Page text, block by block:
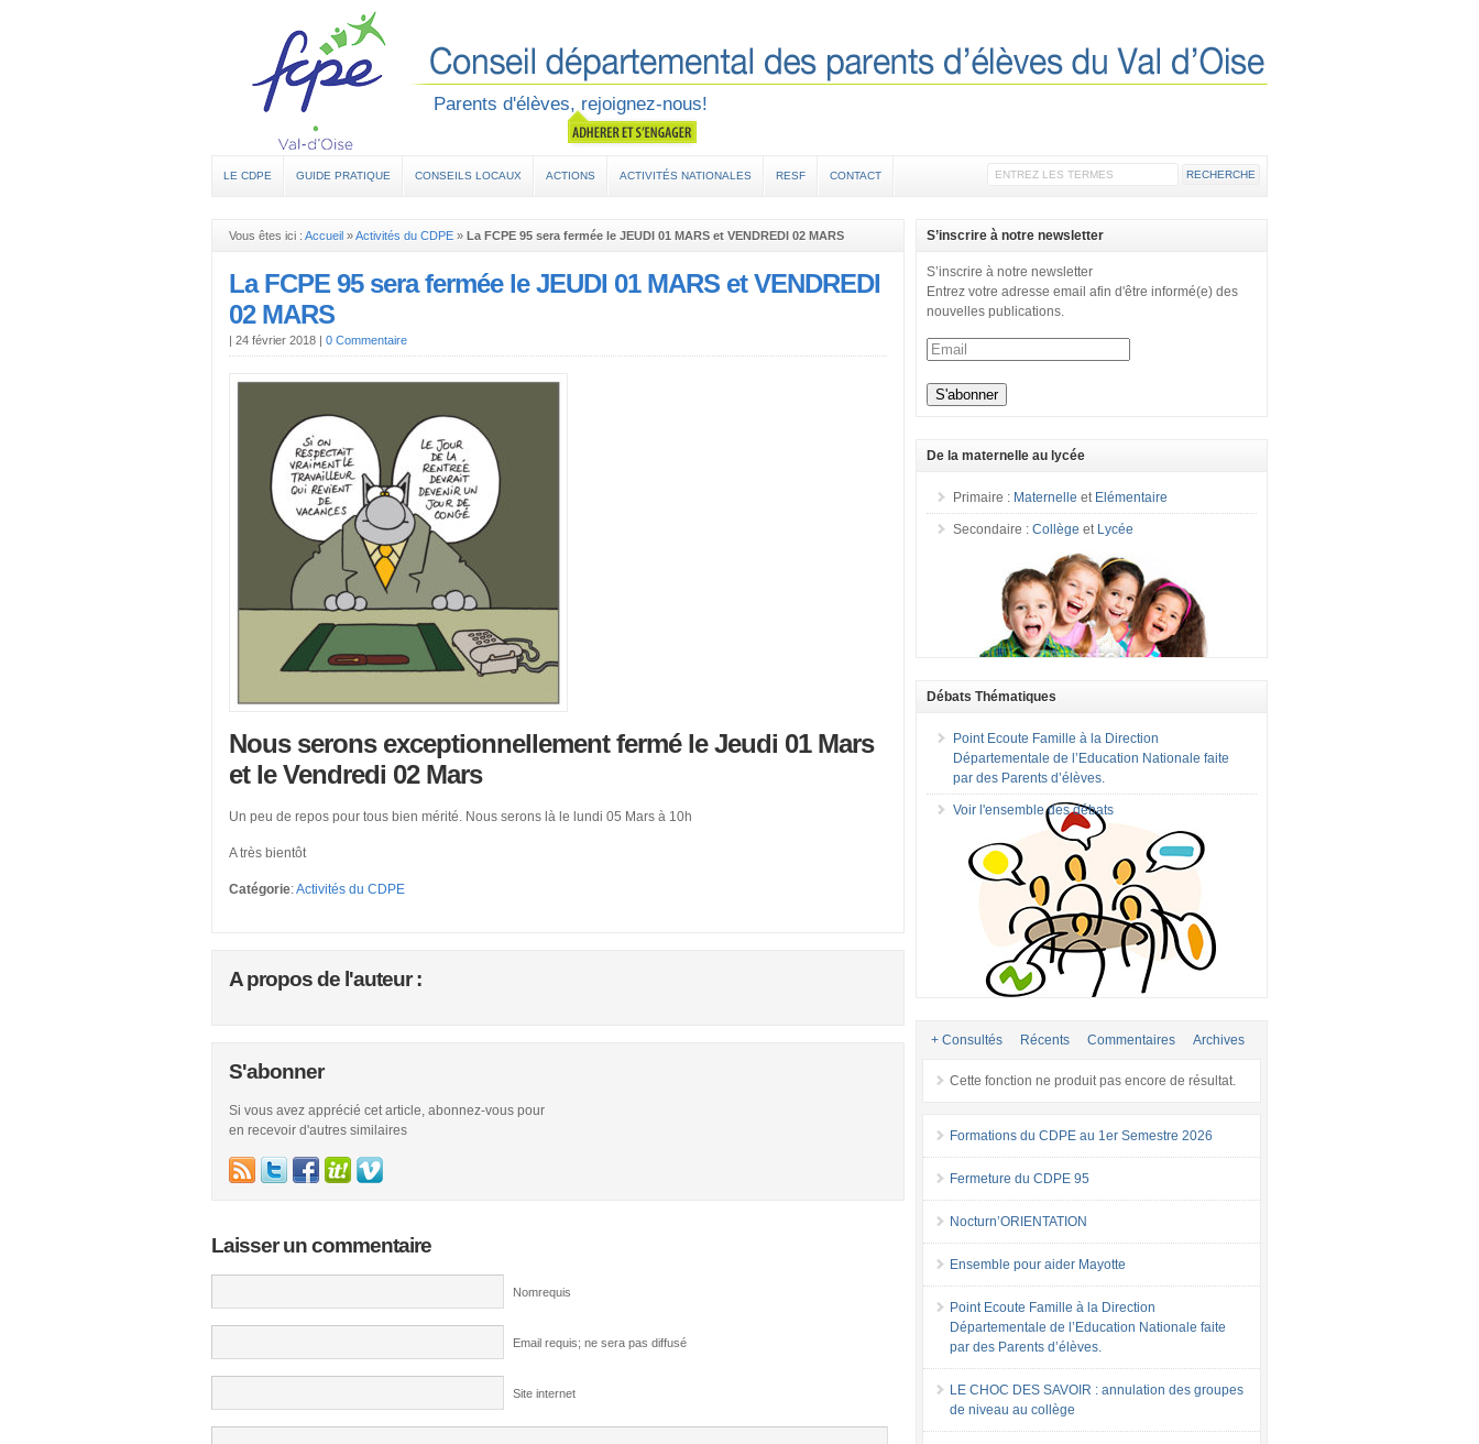
Parents d'élèves, rejoignez-nous!
LE CDPE GUIDE PRATIQUE CONSEILS LOCAUX ACTIONS ACTIVITÉS NATIONALES RESF CONTACT
Vous êtes ici : Accueil »Activités du CDPE » La FCPE 95 sera fermée le JEUDI 01 MARS et VENDREDI 02 MARS
La FCPE 95 sera fermée le JEUDI 01 MARS et VENDREDI
02 MARS
| 24 février 2018 | 0 Commentaire
Nous serons exceptionnellement fermé le Jeudi 01 Mars
et le Vendredi 02 Mars
Un peu de repos pour tous bien mérité. Nous serons là le lundi 05 Mars à 10h
A très bientôt
Catégorie:Activités du CDPE
A propos de l'auteur :
S'abonner
Si vous avez apprécié cet article, abonnez-vous pour
en recevoir d'autres similaires
Laisser un commentaire
Nomrequis
Email requis; ne sera pas diffusé
Site internet
S’inscrire à notre newsletter
S’inscrire à notre newsletter
Entrez votre adresse email afin d'être informé(e) des
nouvelles publications.
De la maternelle au lycée
Primaire : Maternelle et Elémentaire
Secondaire :Collège et Lycée
Débats Thématiques
Point Ecoute Famille à la Direction
Départementale de l’Education Nationale faite
par des Parents d’élèves.
Voir l'ensemble des débats
+ Consultés Récents Commentaires Archives
Cette fonction ne produit pas encore de résultat.
Formations du CDPE au 1er Semestre 2026
Fermeture du CDPE 95
Nocturn’ORIENTATION
Ensemble pour aider Mayotte
Point Ecoute Famille à la Direction
Départementale de l’Education Nationale faite
par des Parents d’élèves.
LE CHOC DES SAVOIR : annulation des groupes
de niveau au collège